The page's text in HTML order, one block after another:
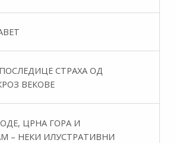
СТРАХА ОД
ВЕКОВЕ
ЦРНА ГОРА И
– НЕКИ ИЛУСТРАТИВНИ